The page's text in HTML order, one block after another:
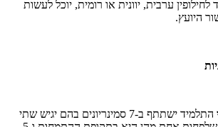
ערבית, יוונית או רומית, יוכל לעשות
היועץ.
התלמיד ישתתף ב-7 סמינריונים בהם יגיש שתי